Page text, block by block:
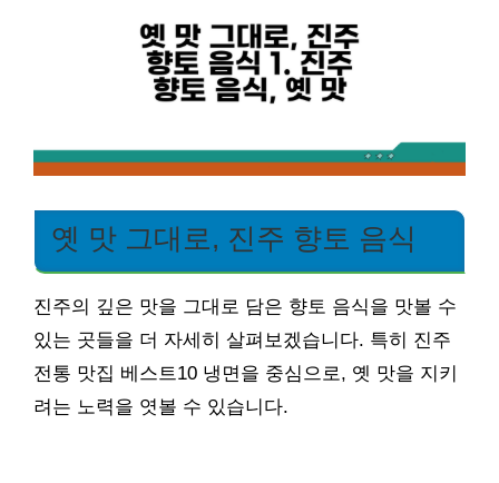
옛 맛 그대로, 진주 향토 음식
진주의 깊은 맛을 그대로 담은 향토 음식을 맛볼 수
있는 곳들을 더 자세히 살펴보겠습니다. 특히 진주
전통 맛집 베스트10 냉면을 중심으로, 옛 맛을 지키
려는 노력을 엿볼 수 있습니다.